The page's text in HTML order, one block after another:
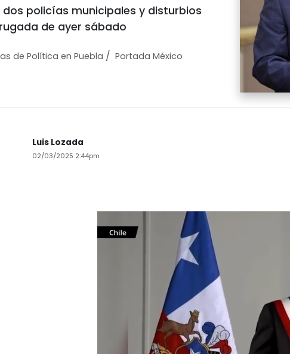
dos policías municipales y disturbios
de ayer sábado
de Política en Puebla / Portada México
Luis Lozada
02/03/2025 2:44pm